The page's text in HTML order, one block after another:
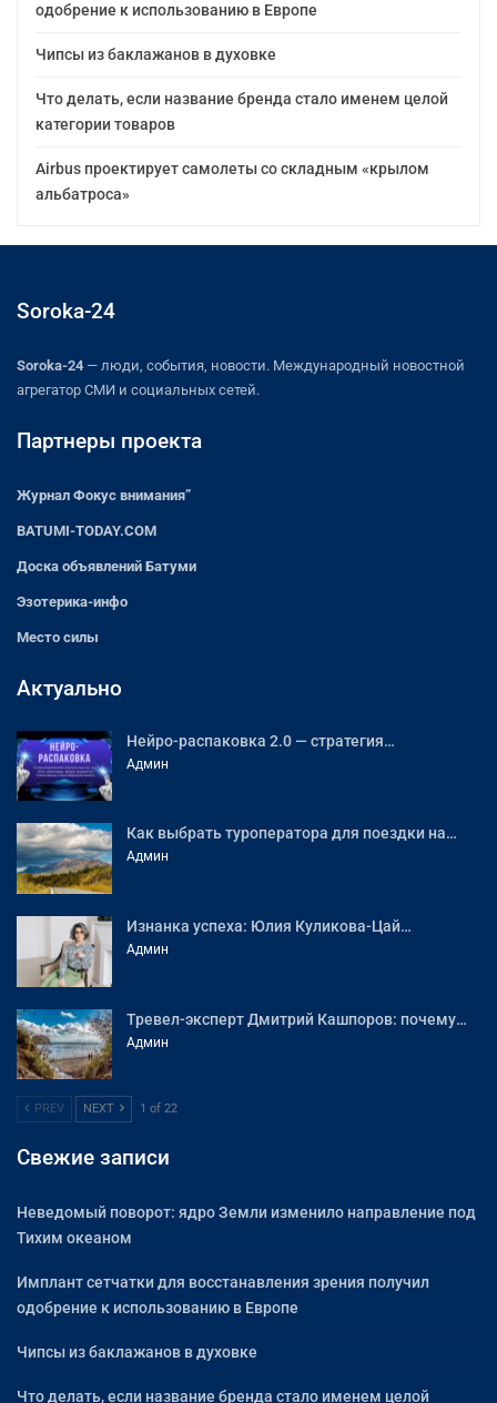
одобрение к использованию в Европе
Чипсы из баклажанов в духовке
Что делать, если название бренда стало именем целой
категории товаров
Airbus проектирует самолеты со складным «крылом
альбатроса»
Soroka-24
Soroka-24 — люди, события, новости. Международный новостной
агрегатор СМИ и социальных сетей.
Партнеры проекта
Журнал Фокус внимания”
BATUMI-TODAY.COM
Доска объявлений Батуми
Эзотерика-инфо
Место силы
Актуально
Нейро-распаковка 2.0 — стратегия…
Админ
Как выбрать туроператора для поездки на…
Админ
Изнанка успеха: Юлия Куликова-Цай…
Админ
Тревел-эксперт Дмитрий Кашпоров: почему…
Админ
PREV NEXT 1 of 22
Свежие записи
Неведомый поворот: ядро Земли изменило направление под
Тихим океаном
Имплант сетчатки для восстанавления зрения получил
одобрение к использованию в Европе
Чипсы из баклажанов в духовке
Что делать, если название бренда стало именем целой